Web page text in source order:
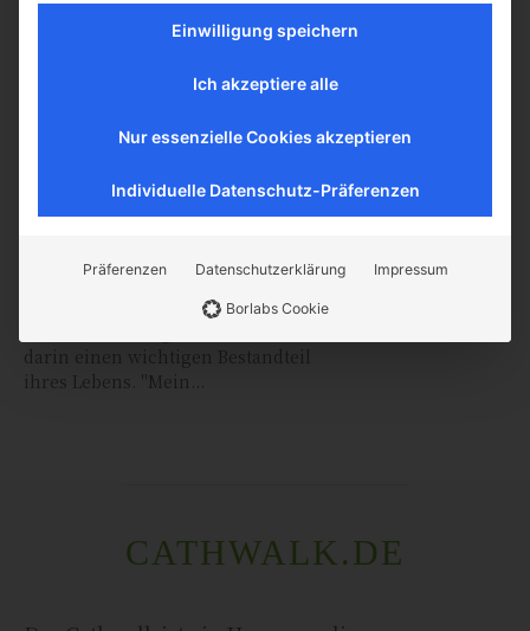
Franziskus auf dem Petersplatz
Germany 2016“. Die gebürtige
Bergoglio...
mein Fundament“
schönsten Frau Deutschlands
gekürt. Die frisch gekürte Miss
Germany, Lena Bröder, unterrichtet
darin einen wichtigen Bestandteil
ihres Lebens. "Mein...
CATHWALK.DE
manuelle Einwilligung mehr erforderlich.
Einwilligung speichern
Ich akzeptiere alle
Nur essenzielle Cookies akzeptieren
Individuelle Datenschutz-Präferenzen
Präferenzen Datenschutzerklärung Impressum
Borlabs Cookie